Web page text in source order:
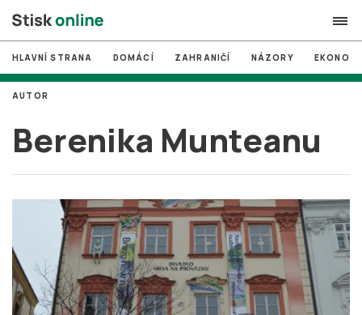
search
# MUNI
# Brno
# volby
PŘIHLÁSIT SE
Zapomněli jste heslo?
Založit nový účet
HLAVNÍ STRANA DOMÁCÍ ZAHRANIČÍ NÁZORY
Berenika Munteanu
AUTOR